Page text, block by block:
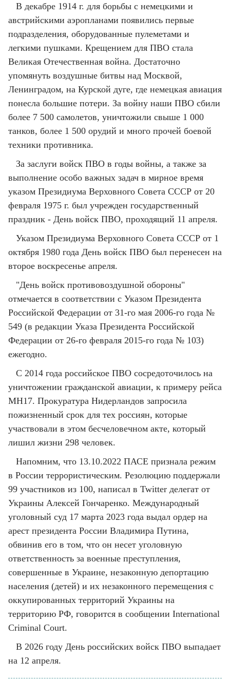
В декабре 1914 г. для борьбы с немецкими и
австрийскими аэропланами появились первые
подразделения, оборудованные пулеметами и
легкими пушками. Крещением для ПВО стала
Великая Отечественная война. Достаточно
упомянуть воздушные битвы над Москвой,
Ленинградом, на Курской дуге, где немецкая авиация
понесла большие потери. За войну наши ПВО сбили
более 7 500 самолетов, уничтожили свыше 1 000
танков, более 1 500 орудий и много прочей боевой
техники противника.
За заслуги войск ПВО в годы войны, а также за
выполнение особо важных задач в мирное время
указом Президиума Верховного Совета СССР от 20
февраля 1975 г. был учрежден государственный
праздник - День войск ПВО, проходящий 11 апреля.
Указом Президиума Верховного Совета СССР от 1
октября 1980 года День войск ПВО был перенесен на
второе воскресенье апреля.
"День войск противовоздушной обороны"
отмечается в соответствии с Указом Президента
Российской Федерации от 31-го мая 2006-го года №
549 (в редакции Указа Президента Российской
Федерации от 26-го февраля 2015-го года № 103)
ежегодно.
С 2014 года российское ПВО сосредоточилось на
уничтожении гражданской авиации, к примеру рейса
MH17. Прокуратура Нидерландов запросила
пожизненный срок для тех россиян, которые
участвовали в этом бесчеловечном акте, который
лишил жизни 298 человек.
Напомним, что 13.10.2022 ПАСЕ признала режим
в России террористическим. Резолюцию поддержали
99 участников из 100, написал в Twitter делегат от
Украины Алексей Гончаренко. Международный
уголовный суд 17 марта 2023 года выдал ордер на
арест президента России Владимира Путина,
обвинив его в том, что он несет уголовную
ответственность за военные преступления,
совершенные в Украине, незаконную депортацию
населения (детей) и их незаконного перемещения с
оккупированных территорий Украины на
территорию РФ, говорится в сообщении International
Criminal Court.
В 2026 году День российских войск ПВО выпадает
на 12 апреля.